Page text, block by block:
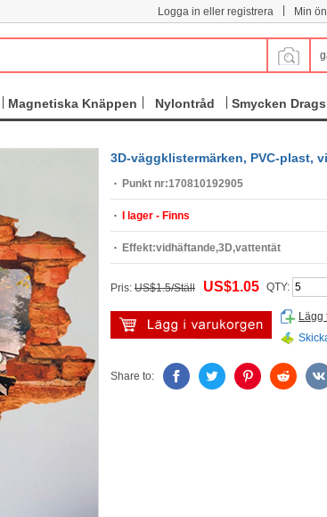
Logga in eller registrera Min
Magnetiska Knäppen Nylontråd Smycken
3D-väggklistermärken, PVC-plast,
Punkt nr:170810192905
I lager - Finns
Effekt:vidhäftande,3D,vattentät
Pris: US$1.5/Ställ US$1.05 QTY:
Lägg
Share to: